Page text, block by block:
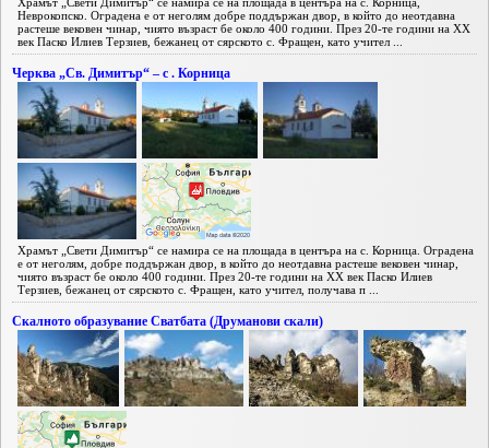
Неврокопско. Оградена е от неголям добре поддържан двор, в който до неотдавна
растеше вековен чинар, чиято възраст бе около 400 години. През 20-те години на XX
век Паско Илиев Терзиев, бежанец от сярското с. Фращен, като учител ...
Черква „Св. Димитър“ – с . Корница
Храмът „Свети Димитър“ се намира се на площада в центъра на с. Корница. Оградена
е от неголям, добре поддържан двор, в който до неотдавна растеше вековен чинар,
чиято възраст бе около 400 години. През 20-те години на XX век Паско Илиев
Терзиев, бежанец от сярското с. Фращен, като учител, получава п ...
Скалнoто образувание Сватбата (Друманови скали)